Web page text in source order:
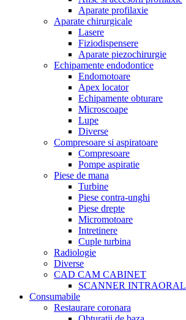
Aparate profilaxie
Aparate chirurgicale
Lasere
Fiziodispensere
Aparate piezochirurgie
Echipamente endodontice
Endomotoare
Apex locator
Echipamente obturare
Microscoape
Lupe
Diverse
Compresoare si aspiratoare
Compresoare
Pompe aspiratie
Piese de mana
Turbine
Piese contra-unghi
Piese drepte
Micromotoare
Intretinere
Cuple turbina
Radiologie
Diverse
CAD CAM CABINET
SCANNER INTRAORAL
Consumabile
Restaurare coronara